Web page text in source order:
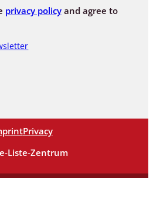
privacy policyand agree to
Privacy
Liste-Zentrum